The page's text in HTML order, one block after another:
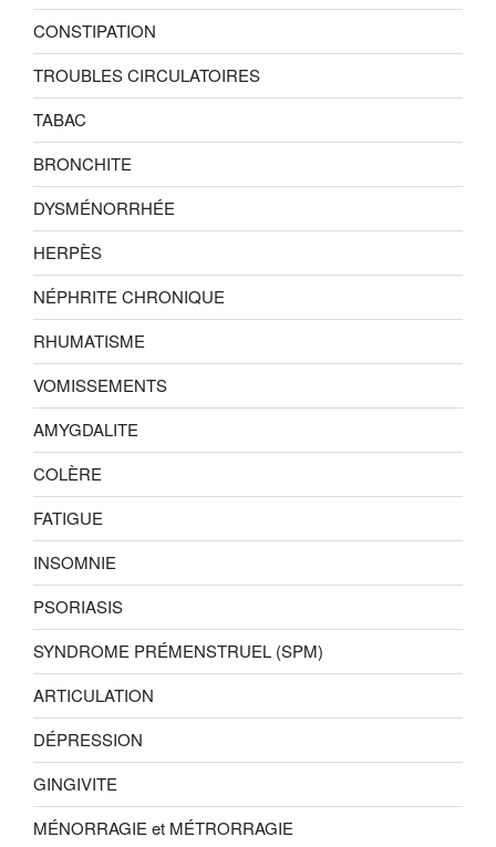
CONSTIPATION
TROUBLES CIRCULATOIRES
TABAC
BRONCHITE
DYSMÉNORRHÉE
HERPÈS
NÉPHRITE CHRONIQUE
RHUMATISME
VOMISSEMENTS
AMYGDALITE
COLÈRE
FATIGUE
INSOMNIE
PSORIASIS
SYNDROME PRÉMENSTRUEL (SPM)
ARTICULATION
DÉPRESSION
GINGIVITE
MÉNORRAGIE et MÉTRORRAGIE